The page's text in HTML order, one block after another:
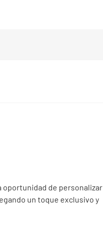
oportunidad de personalizar
un toque exclusivo y